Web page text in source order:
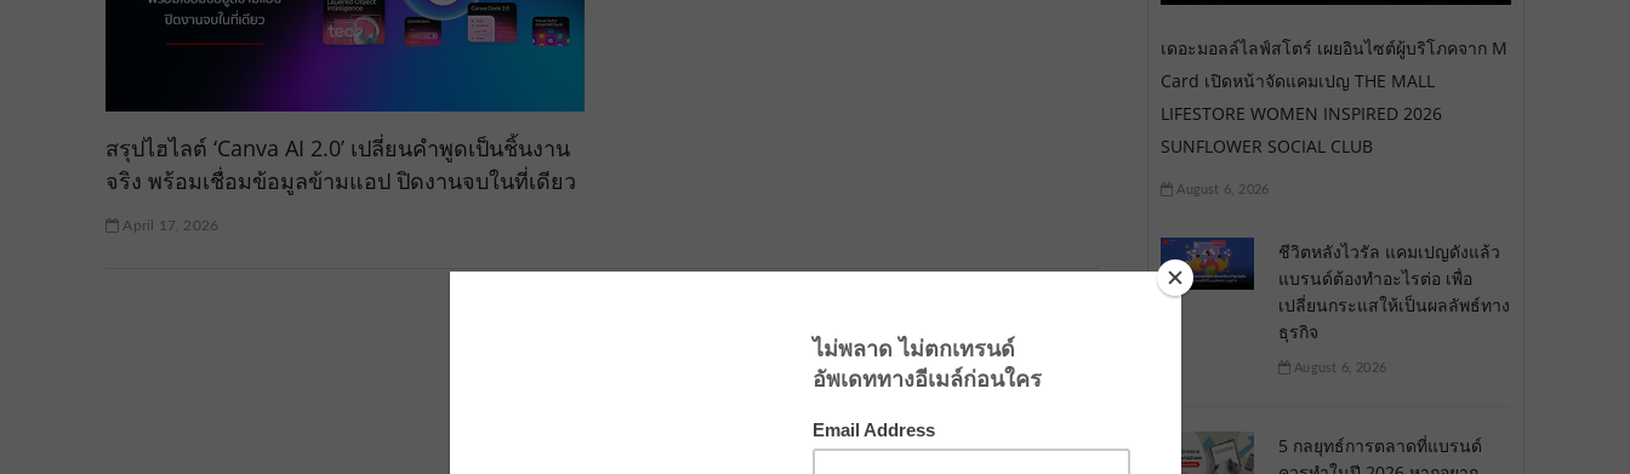
สรุปไฮไลต์ ‘Canva AI 2.0’ เปลี่ยนคำพูดเป็นชิ้นงาน
จริง พร้อมเชื่อมข้อมูลข้ามแอป ปิดงานจบในที่เดียว
April 17, 2026
เดอะมอลล์ไลฟ์สโตร์ เผยอินไซต์ผู้บริโภคจาก M
Card เปิดหน้าจัดแคมเปญ THE MALL
LIFESTORE WOMEN INSPIRED 2026
SUNFLOWER SOCIAL CLUB
August 6, 2026
ชีวิตหลังไวรัล แคมเปญดังแล้ว
แบรนด์ต้องทำอะไรต่อ เพื่อ
เปลี่ยนกระแสให้เป็นผลลัพธ์ทาง
ธุรกิจ
August 6, 2026
5 กลยุทธ์การตลาดที่แบรนด์